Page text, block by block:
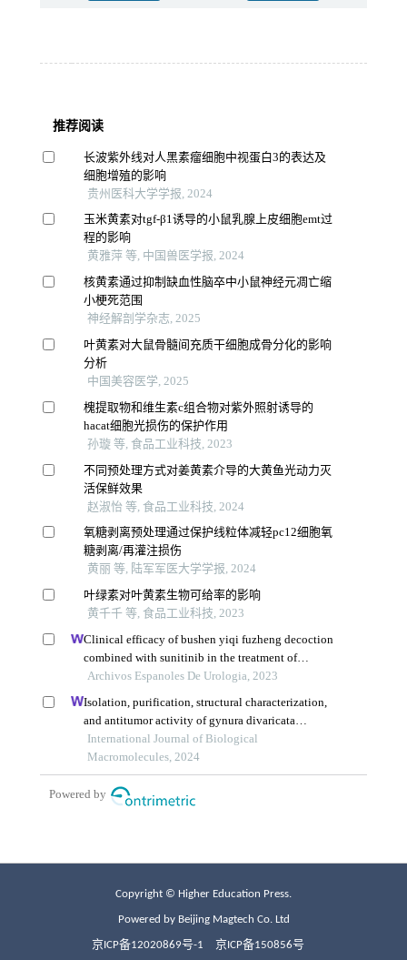
Copyright © Higher Education Press.
Powered by Beijing Magtech Co. Ltd
京ICP备12020869号-1 京ICP备150856号